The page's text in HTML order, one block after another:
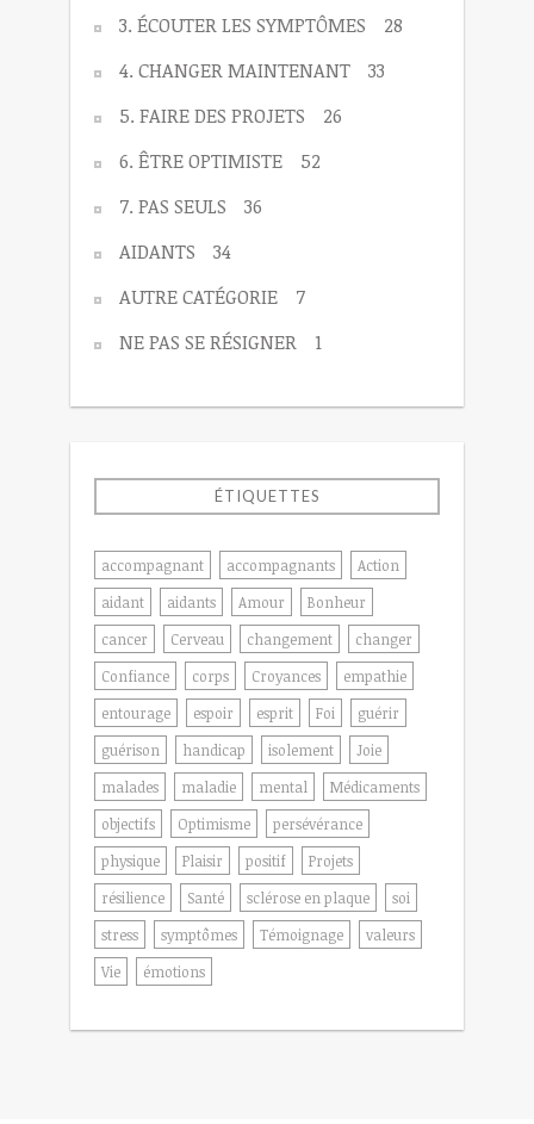
3. ÉCOUTER LES SYMPTÔMES
28
4. CHANGER MAINTENANT
33
5. FAIRE DES PROJETS
26
6. ÊTRE OPTIMISTE
52
7. PAS SEULS
36
AIDANTS
34
AUTRE CATÉGORIE
7
NE PAS SE RÉSIGNER
1
ÉTIQUETTES
accompagnant accompagnants
Action
aidant
aidants Amour
Bonheur
cancer
Cerveau changement
changer
Confiance
corps Croyances
empathie
entourage
espoir esprit Foi
guérir
guérison
handicap isolement
Joie
malades
maladie mental
Médicaments
objectifs
Optimisme
persévérance
physique
Plaisir positif
Projets
résilience
Santé sclérose en plaque
soi
stress
symptômes Témoignage
valeurs
Vie
émotions